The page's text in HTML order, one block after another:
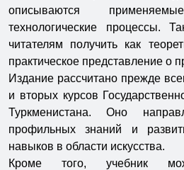
описываются
технологические процессы.
читателям получить как
практическое представление о
Издание рассчитано прежде
и вторых курсов
Туркменистана. Оно
профильных знаний и
навыков в области искусства.
Кроме того, учебник